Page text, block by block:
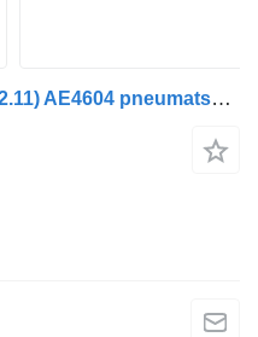
Knorr-Bremse B12B (01.97-12.11) AE4604 pneumatski ventil za Volvo B6, B7, B9, B10, B12 bus (1978-2011) autobusa